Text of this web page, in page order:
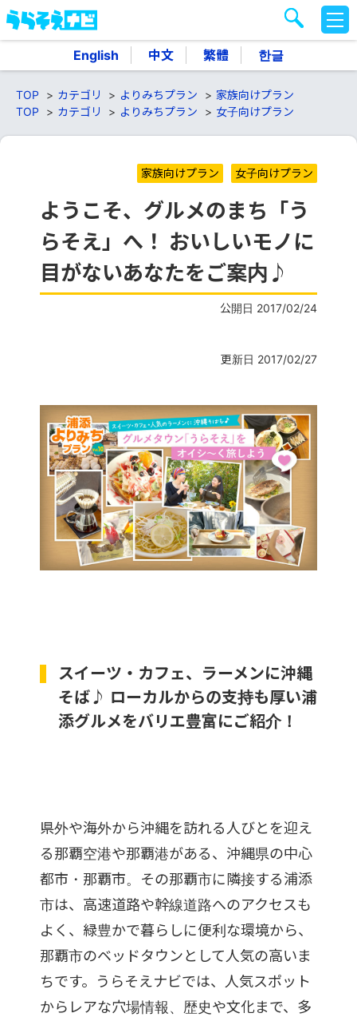
English 中文 繁體 한글
M
E
TOP カテゴリ よりみちプラン
家族向けプラン
TOP
カテゴリ よりみちプラン 女子向けプラン
家族向けプラン 女子向けプラン
ようこそ、グルメのまち「う
らそえ」へ！ おいしいモノに
目がないあなたをご案内♪
公開日 2017/02/24
更新日 2017/02/27
スイーツ・カフェ、ラーメンに沖縄
そば♪ ローカルからの支持も厚い浦
添グルメをバリエ豊富にご紹介！
県外や海外から沖縄を訪れる人びとを迎え
る那覇空港や那覇港がある、沖縄県の中心
都市・那覇市。その那覇市に隣接する浦添
市は、高速道路や幹線道路へのアクセスも
よく、緑豊かで暮らしに便利な環境から、
那覇市のベッドタウンとして人気の高いま
ちです。うらそえナビでは、人気スポット
からレアな穴場情報、歴史や文化まで、多